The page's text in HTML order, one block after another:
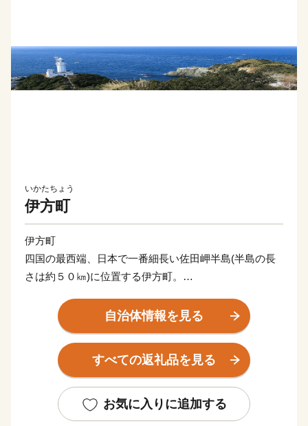
いかたちょう
伊方町
伊方町
四国の最西端、日本で一番細長い佐田岬半島(半島の長
さは約５０㎞)に位置する伊方町。
南の宇和海側はなだらかな白砂の連なる海岸、北の瀬戸
内海側はリアス式海岸を形成しており、年間平均気温
16℃の温暖な海洋性気候に恵まれた伊方町では、段々畑
で温州みかん、清見タンゴール、デコポンなどの果樹栽
天然の好漁場にも恵まれ、高級魚の一本釣りや採介藻、
底引き網漁業が主に営まれ美しい自然の中に人々の暮ら
自治体情報を見る
すべての返礼品を見る
お気に入りに追加する